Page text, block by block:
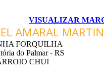
VISUALIZAR
AMARAL
FORQUILHA
do Palmar - RS
CHUI